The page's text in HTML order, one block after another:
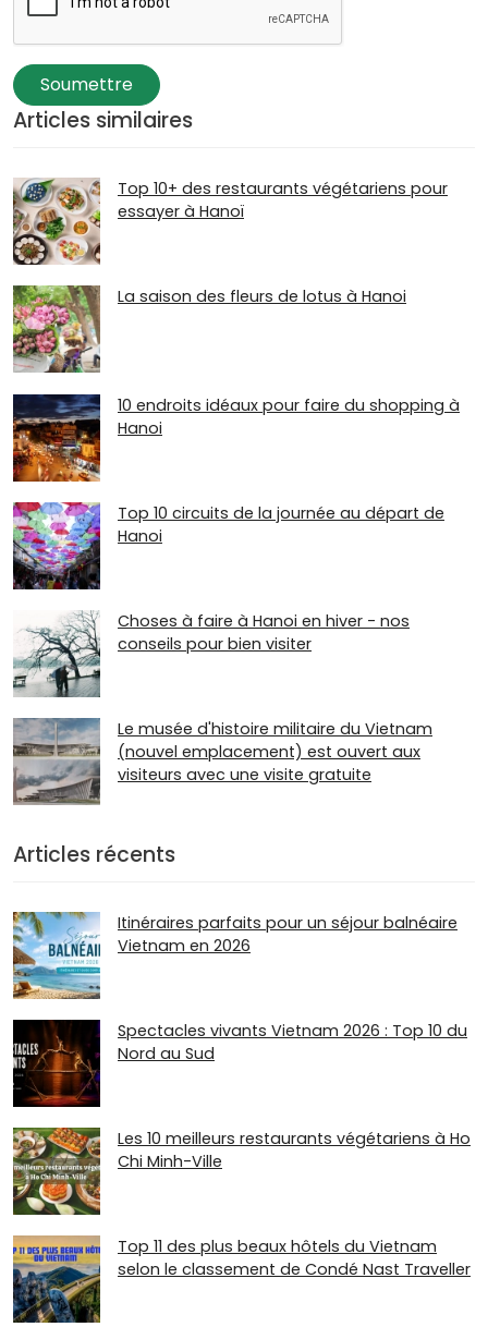
Soumettre
Articles similaires
Top 10+ des restaurants végétariens pour
essayer à Hanoï
La saison des fleurs de lotus à Hanoi
10 endroits idéaux pour faire du shopping à
Hanoi
Top 10 circuits de la journée au départ de
Hanoi
Choses à faire à Hanoi en hiver - nos
conseils pour bien visiter
Le musée d'histoire militaire du Vietnam
(nouvel emplacement) est ouvert aux
visiteurs avec une visite gratuite
Articles récents
Itinéraires parfaits pour un séjour balnéaire
Vietnam en 2026
Spectacles vivants Vietnam 2026 : Top 10 du
Nord au Sud
Les 10 meilleurs restaurants végétariens à Ho
Chi Minh-Ville
Top 11 des plus beaux hôtels du Vietnam
selon le classement de Condé Nast Traveller